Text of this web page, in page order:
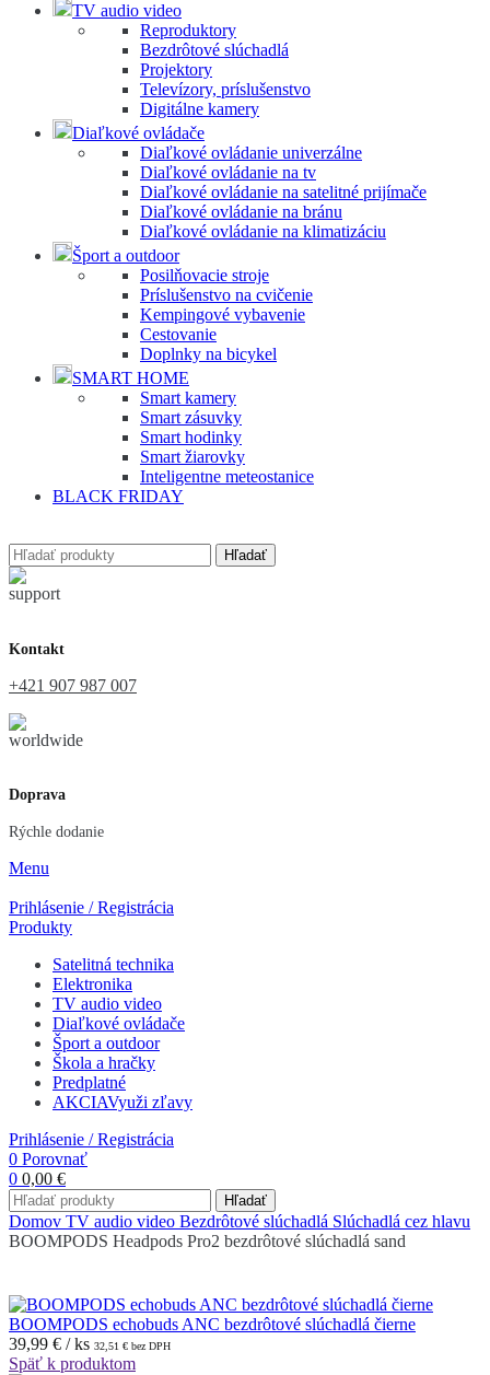
TV audio video
Reproduktory
Bezdrôtové slúchadlá
Projektory
Televízory, príslušenstvo
Digitálne kamery
Diaľkové ovládače
Diaľkové ovládanie univerzálne
Diaľkové ovládanie na tv
Diaľkové ovládanie na satelitné prijímače
Diaľkové ovládanie na bránu
Diaľkové ovládanie na klimatizáciu
Šport a outdoor
Posilňovacie stroje
Príslušenstvo na cvičenie
Kempingové vybavenie
Cestovanie
Doplnky na bicykel
SMART HOME
Smart kamery
Smart zásuvky
Smart hodinky
Smart žiarovky
Inteligentne meteostanice
BLACK FRIDAY
Hľadať
Kontakt
+421 907 987 007
Doprava
Rýchle dodanie
Menu
Prihlásenie / Registrácia
Produkty
Satelitná technika
Elektronika
TV audio video
Diaľkové ovládače
Šport a outdoor
Škola a hračky
Predplatné
AKCIAVyuži zľavy
Prihlásenie / Registrácia
0 Porovnať
0 0,00 €
Hľadať
Domov TV audio video Bezdrôtové slúchadlá Slúchadlá cez hlavu
BOOMPODS Headpods Pro2 bezdrôtové slúchadlá sand
BOOMPODS echobuds ANC bezdrôtové slúchadlá čierne
39,99 € / ks 32,51 € bez DPH
Späť k produktom